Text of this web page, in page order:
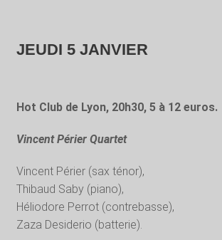
JEUDI 5 JANVIER
Hot Club de Lyon, 20h30, 5 à 12 euros.
Vincent Périer Quartet
Vincent Périer (sax ténor),
Thibaud Saby (piano),
Héliodore Perrot (contrebasse),
Zaza Desiderio (batterie).